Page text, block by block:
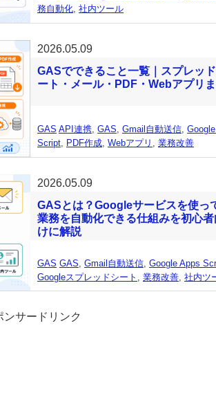
務自動化, 社内ツール
2026.05.09
GASでできること一覧｜スプレッ
ート・メール・PDF・Webアプリ
GAS API連携 GAS Gmail自動送信
Script
PDF作成 Webアプリ 業務改善
2026.05.09
GASとは？Googleサービスを使っ
業務を自動化できる仕組みを初心者
けに解説
GAS GAS Gmail自動送信 Google Apps
Googleスプレッドシート
業務改善 社内ツ
ンサードリンク